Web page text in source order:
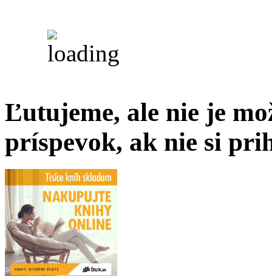
Ľutujeme, ale nie je
príspevok, ak nie si